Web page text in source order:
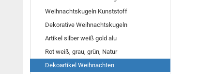
Weihnachtskugeln Kunststoff
Dekorative Weihnachtskugeln
Artikel silber weiß gold alu
Rot weiß, grau, grün, Natur
Dekoartikel Weihnachten